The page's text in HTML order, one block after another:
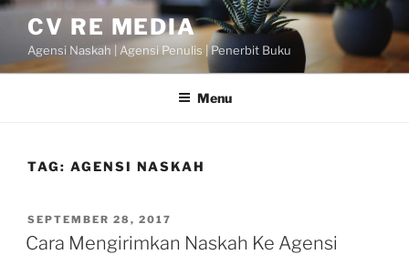
Skip
content
CV RE MEDIA
Agensi Naskah | Agensi Penulis | Penerbit Buku
Menu
TAG: AGENSI NASKAH
POSTED
ON
SEPTEMBER 28, 2017
Cara Mengirimkan Naskah Ke Agensi